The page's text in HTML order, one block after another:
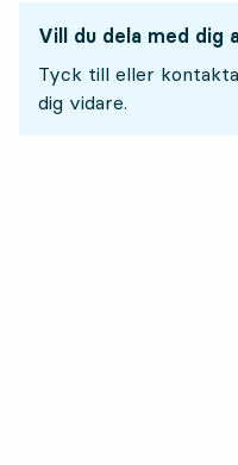
Vill du dela med dig
Tyck till eller
dig vidare.